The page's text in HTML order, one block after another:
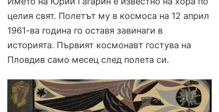
целия свят. Полетът му в космоса на 12 април
1961-ва година го оставя завинаги в
историята. Първият космонавт гостува на
Пловдив само месец след полета си.